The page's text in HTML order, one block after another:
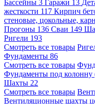
Бассейны 3 Гаражи 13
жесткости 117 Кирпич
стеновые, цокольные,
Прогоны 136 Сваи 149
Ригели 193
Смотреть все товары
Фундаменты 86
Смотреть все товары
Фундаменты под колонну
Шахты 22
Смотреть все товары
Вентиляционные шахты